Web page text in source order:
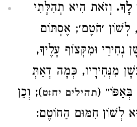
לָךְ. וְזֹאת הִיא תְהִלָּתִי
׳חֹטֶם׳; אֶסְתּוֹם
וּמִקְּצוֹף עָלֶיךָ,
מִנְּחִירָיו, כְּמָה דְאַתְּ
(תהילים יח:ט); וְכֵן
לְשׁוֹן חִמּוּם הַחוֹטֶם: